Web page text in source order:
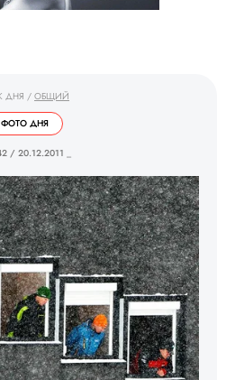
ДНЯ / ОБЩИЙ
ФОТО ДНЯ
/ 20.12.2011 _